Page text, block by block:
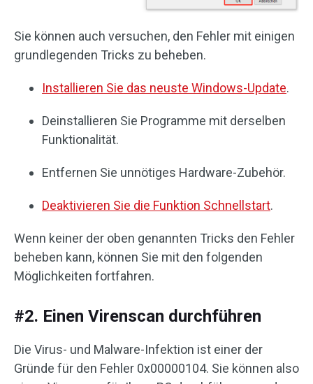
Sie können auch versuchen, den Fehler mit einigen
grundlegenden Tricks zu beheben.
Installieren Sie das neuste Windows-Update.
Deinstallieren Sie Programme mit derselben
Funktionalität.
Entfernen Sie unnötiges Hardware-Zubehör.
Deaktivieren Sie die Funktion Schnellstart.
Wenn keiner der oben genannten Tricks den Fehler
beheben kann, können Sie mit den folgenden
Möglichkeiten fortfahren.
#2. Einen Virenscan durchführen
Die Virus- und Malware-Infektion ist einer der
Gründe für den Fehler 0x00000104. Sie können also